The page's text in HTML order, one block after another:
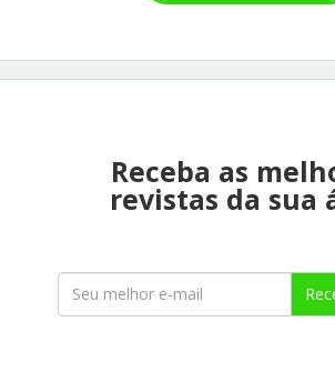
Receba as
revistas da sua